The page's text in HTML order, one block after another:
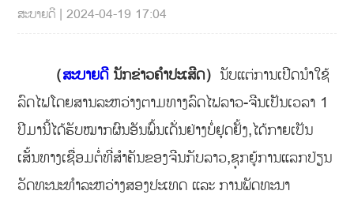
ສະບາຍດີ |2024-04-19 17:04
（ສະບາຍດີນັກຂ່າວຄຳປະເສີດ） ນັບແຕ່ການເປີດນໍາໃຊ້
ລົດໄຟໂດຍສານລະຫວ່າງຕາມທາງລົດໄຟລາວ-ຈີນເປັນເວລາ 1
ປີມານີ້ໄດ້ຮັບໝາກຜົນອັນພົ້ນເດັ່ນຢ່າງບໍ່ຢຸດຢັ້ງ,ໄດ້ກາຍເປັນ
ເສັ້ນທາງເຊື່ອມຕໍ່ທີ່ສຳຄັນຂອງຈີນກັບລາວ,ຊຸກຍູ້ການແລກປ່ຽນ
ວັດທະນະທຳລະຫວ່າງສອງປະເທດ ແລະ ການພັດທະນາ